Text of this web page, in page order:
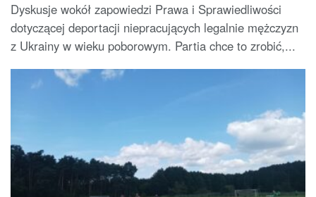
Dyskusje wokół zapowiedzi Prawa i Sprawiedliwości
dotyczącej deportacji niepracujących legalnie mężczyzn
z Ukrainy w wieku poborowym. Partia chce to zrobić,...